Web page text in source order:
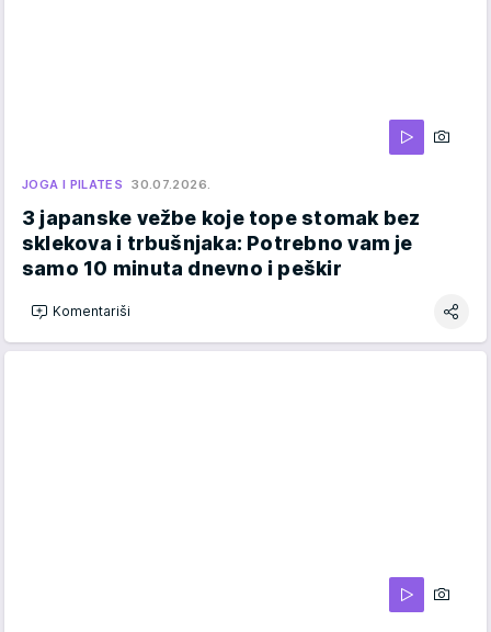
JOGA I PILATES 30.07.2026.
3 japanske vežbe koje tope stomak bez
sklekova i trbušnjaka: Potrebno vam je
samo 10 minuta dnevno i peškir
Komentariši